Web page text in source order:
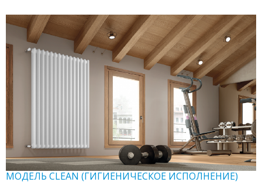
МОДЕЛЬ CLEAN (ГИГИЕНИЧЕСКОЕ ИСПОЛНЕНИЕ)